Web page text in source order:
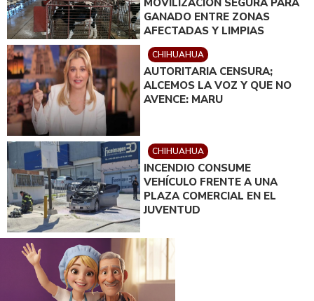
MOVILIZACIÓN SEGURA PARA
GANADO ENTRE ZONAS
AFECTADAS Y LIMPIAS
CHIHUAHUA
AUTORITARIA CENSURA;
ALCEMOS LA VOZ Y QUE NO
AVENCE: MARU
CHIHUAHUA
INCENDIO CONSUME
VEHÍCULO FRENTE A UNA
PLAZA COMERCIAL EN EL
JUVENTUD